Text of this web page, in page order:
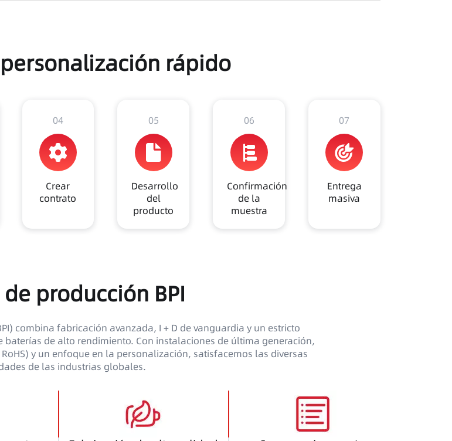
rápido
04
Crear
contrato
05
Desarrollo
del
producto
06
Confirmación
de la
muestra
07
Entrega
masiva
producción BPI
combina fabricación avanzada, I + D de vanguardia y un estricto
de alto rendimiento. Con instalaciones de última generación,
y un enfoque en la personalización, satisfacemos las diversas
de las industrias globales.